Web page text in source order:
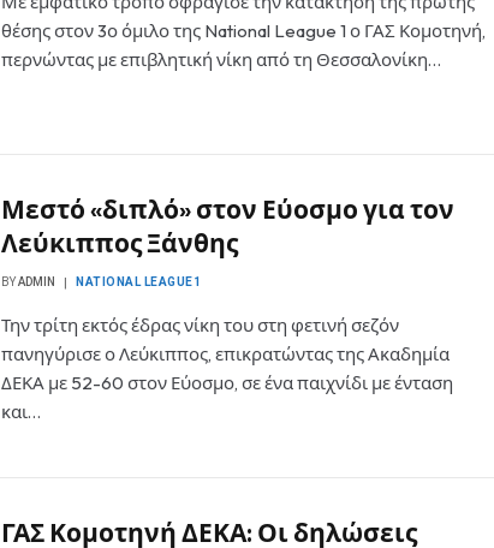
θέσης στον 3ο όμιλο της National League 1 ο ΓΑΣ Κομοτηνή,
περνώντας με επιβλητική νίκη από τη Θεσσαλονίκη…
Μεστό «διπλό» στον Εύοσμο για τον
Λεύκιππος Ξάνθης
BYADMIN NATIONAL LEAGUE1
Την τρίτη εκτός έδρας νίκη του στη φετινή σεζόν
πανηγύρισε ο Λεύκιππος, επικρατώντας της Ακαδημία
ΔΕΚΑ με 52-60 στον Εύοσμο, σε ένα παιχνίδι με ένταση
και…
ΓΑΣ Κομοτηνή ΔΕΚΑ: Οι δηλώσεις